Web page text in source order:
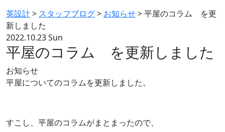
英設計> スタッフブログ> お知らせ>平屋のコラム を更
新しました
2022.10.23 Sun
平屋のコラム を更新しました
お知らせ
平屋についてのコラムを更新しました。
すこし、平屋のコラムがまとまったので、